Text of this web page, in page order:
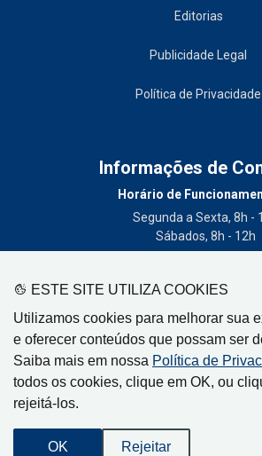
ESTE SITE UTILIZA COOKIES
Utilizamos cookies para melhorar sua
e oferecer conteúdos que possam ser
Saiba mais em nossa Política de
todos os cookies, clique em OK, ou
rejeitá-los.
OK Rejeitar
Editorias
Publicidade Legal
Política de Privacidade
Informações de
Horário de
Segunda a Sexta, 8h -
Sábados, 8h - 12h
(19) 3404-3700
Circulação:
Limeira - SP, Artur Nogueira - SP,
Engenheiro Coelho - SP,
CEP: 13480-005 - Centro -